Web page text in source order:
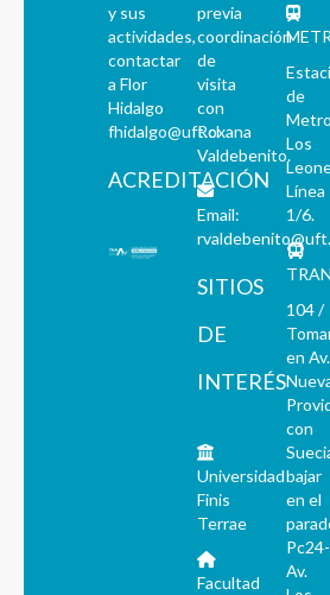
y sus
actividades,
contactar
a Flor
Hidalgo
fhidalgo@uft.cl
ACREDITACIÓN
previa
coordinación
de
visita
con
Roxana
Valdebenito.
Email:
SITIOS
DE
INTERÉS
Universidad
Finis
Terrae
Facultad
de
Metro
Los
Línea
1/6.
104 /
en Av.
con
bajar
en el
Pc24-
Av.